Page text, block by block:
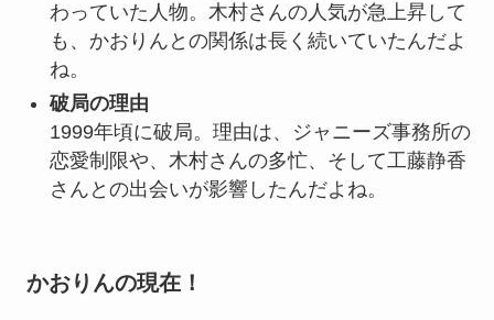
わっていた人物。木村さんの人気が急上昇して
も、かおりんとの関係は長く続いていたんだよ
ね。
破局の理由
1999年頃に破局。理由は、ジャニーズ事務所の
恋愛制限や、木村さんの多忙、そして工藤静香
さんとの出会いが影響したんだよね。
かおりんの現在！